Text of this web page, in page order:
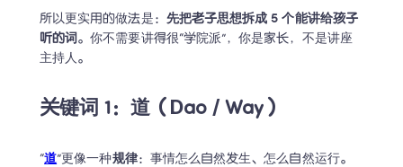
所以更实用的做法是： 先把老子思想拆成 5 个能讲给孩子
听的词 。你不需要讲得很“学院派”，你是家长，不是讲座
主持人。
关键词 1：道（Dao / Way）
“道”更像一种规律：事情怎么自然发生、怎么自然运行。